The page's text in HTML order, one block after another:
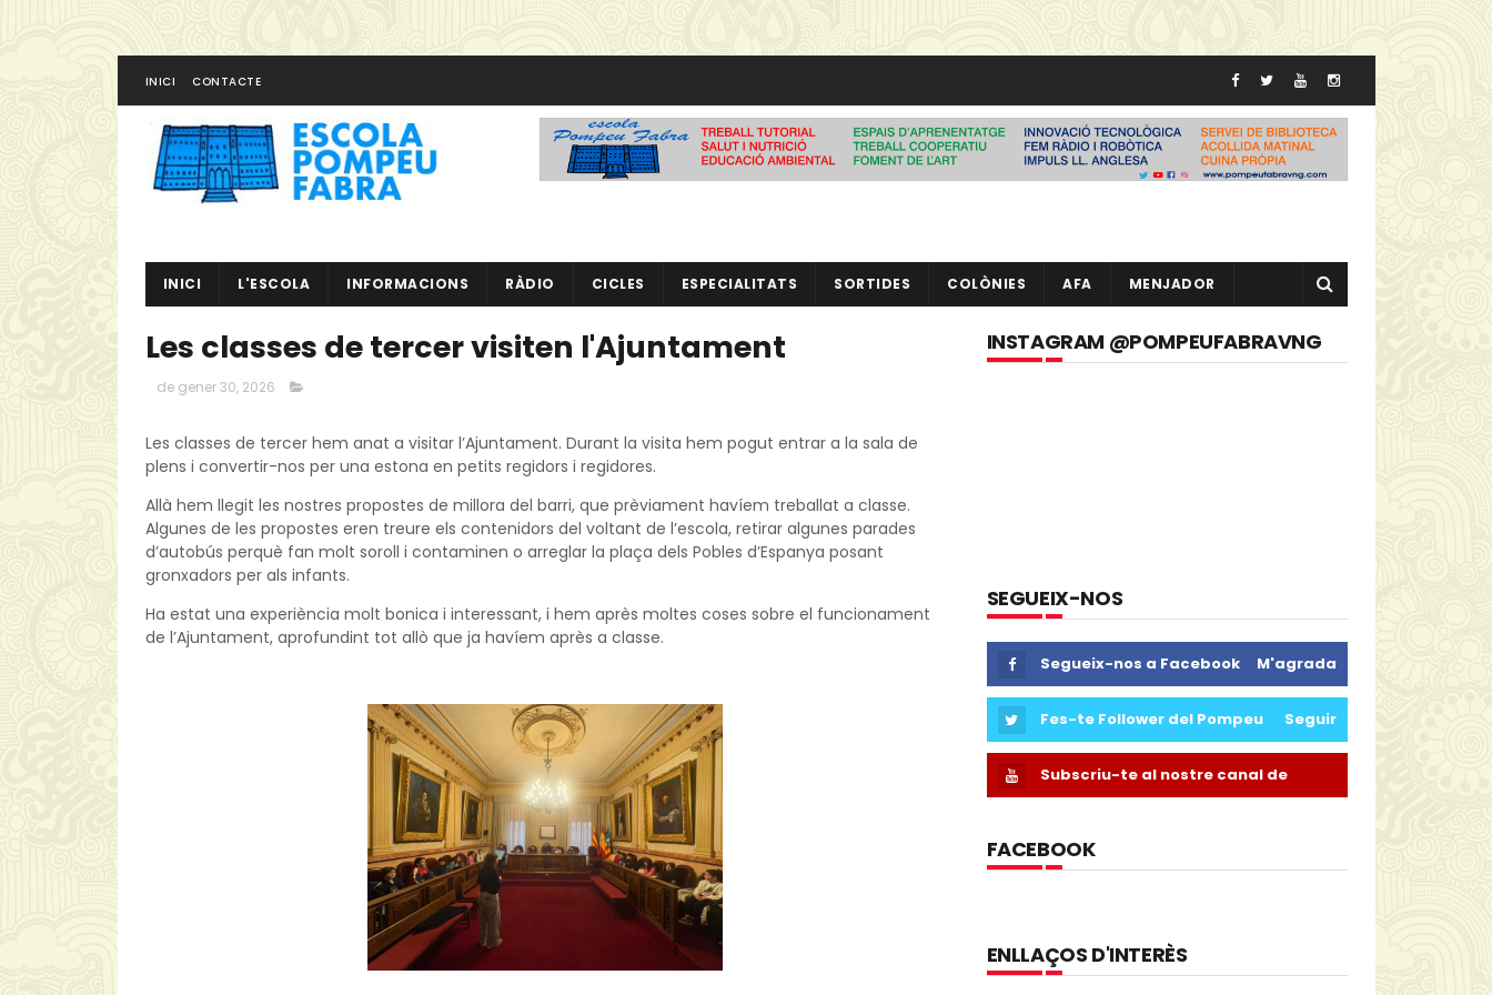
INICI CONTACTE
INICI L'ESCOLA INFORMACIONS RÀDIO CICLES ESPECIALITATS SORTIDES COLÒNIES AFA MENJADOR
Les classes de tercer visiten l'Ajuntament
de gener 30, 2026
Les classes de tercer hem anat a visitar l’Ajuntament. Durant la visita hem pogut entrar a la sala de
plens i convertir-nos per una estona en petits regidors i regidores.
Allà hem llegit les nostres propostes de millora del barri, que prèviament havíem treballat a classe.
Algunes de les propostes eren treure els contenidors del voltant de l’escola, retirar algunes parades
d’autobús perquè fan molt soroll i contaminen o arreglar la plaça dels Pobles d’Espanya posant
gronxadors per als infants.
Ha estat una experiència molt bonica i interessant, i hem après moltes coses sobre el funcionament
de l’Ajuntament, aprofundint tot allò que ja havíem après a classe.
INSTAGRAM @POMPEUFABRAVNG
SEGUEIX-NOS
Segueix-nos a Facebook M'agrada
Fes-te Follower del Pompeu Seguir
Subscriu-te al nostre canal de
FACEBOOK
ENLLAÇOS D'INTERÈS